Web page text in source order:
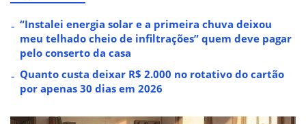
“Instalei energia solar e a primeira chuva deixou
meu telhado cheio de infiltrações” quem deve pagar
pelo conserto da casa
Quanto custa deixar R$ 2.000 no rotativo do cartão
por apenas 30 dias em 2026